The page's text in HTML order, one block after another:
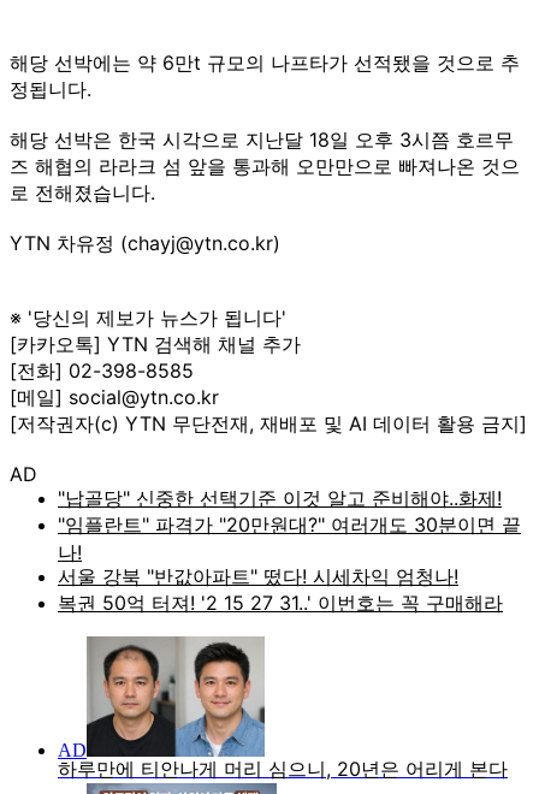
해당 선박에는 약 6만t 규모의 나프타가 선적됐을 것으로 추
정됩니다.
해당 선박은 한국 시각으로 지난달 18일 오후 3시쯤 호르무
즈 해협의 라라크 섬 앞을 통과해 오만만으로 빠져나온 것으
로 전해졌습니다.
YTN 차유정 (chayj@ytn.co.kr)
※ '당신의 제보가 뉴스가 됩니다'
[카카오톡] YTN 검색해 채널 추가
[전화] 02-398-8585
[메일] social@ytn.co.kr
[저작권자(c) YTN 무단전재, 재배포 및 AI 데이터 활용 금지]
AD